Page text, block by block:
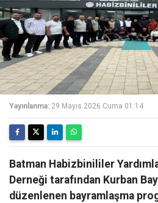
Yayınlanma: 29 Mayıs 2026 Cuma 01:14
Batman Habizbinililer
Derneği tarafından Kurban
düzenlenen bayramlaşma